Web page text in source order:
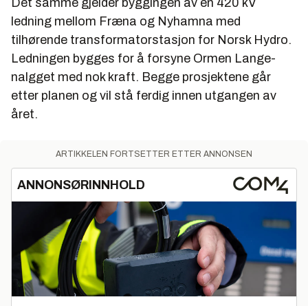
Det samme gjelder byggingen av en 420 kV
ledning mellom Fræna og Nyhamna med
tilhørende transformatorstasjon for Norsk Hydro.
Ledningen bygges for å forsyne Ormen Lange-
nalgget med nok kraft. Begge prosjektene går
etter planen og vil stå ferdig innen utgangen av
året.
ARTIKKELEN FORTSETTER ETTER ANNONSEN
ANNONSØRINNHOLD